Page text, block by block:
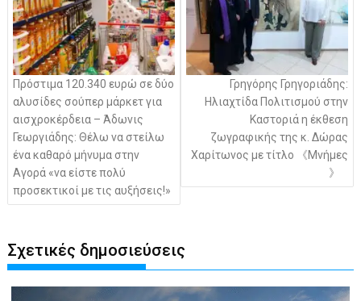
Πρόστιμα 120.340 ευρώ σε δύο
αλυσίδες σούπερ μάρκετ για
αισχροκέρδεια – Άδωνις
Γεωργιάδης: Θέλω να στείλω
ένα καθαρό μήνυμα στην
Αγορά «να είστε πολύ
προσεκτικοί με τις αυξήσεις!»
Γρηγόρης Γρηγοριάδης:
Ηλιαχτίδα Πολιτισμού στην
Καστοριά η έκθεση
ζωγραφικής της κ. Δώρας
Χαρίτωνος με τίτλο 《Μνήμες
》
Σχετικές δημοσιεύσεις